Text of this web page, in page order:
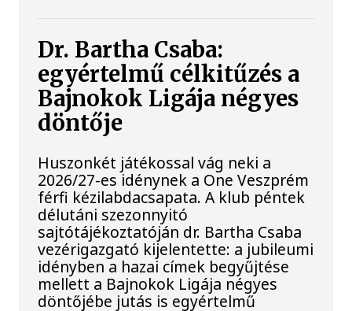
Dr. Bartha Csaba:
egyértelmű célkitűzés a
Bajnokok Ligája négyes
döntője
Huszonkét játékossal vág neki a
2026/27-es idénynek a One Veszprém
férfi kézilabdacsapata. A klub péntek
délutáni szezonnyitó
sajtótájékoztatóján dr. Bartha Csaba
vezérigazgató kijelentette: a jubileumi
idényben a hazai címek begyűjtése
mellett a Bajnokok Ligája négyes
döntőjébe jutás is egyértelmű